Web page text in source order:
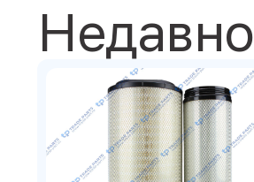
Недавно